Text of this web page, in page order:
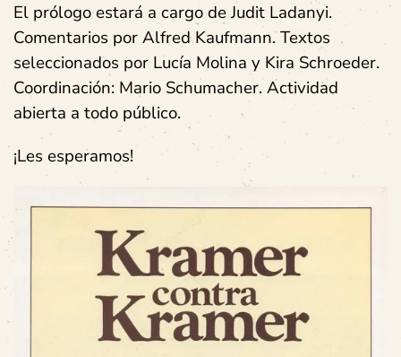
El prólogo estará a cargo de Judit Ladanyi.
Comentarios por Alfred Kaufmann. Textos
seleccionados por Lucía Molina y Kira Schroeder.
Coordinación: Mario Schumacher. Actividad
abierta a todo público.
¡Les esperamos!